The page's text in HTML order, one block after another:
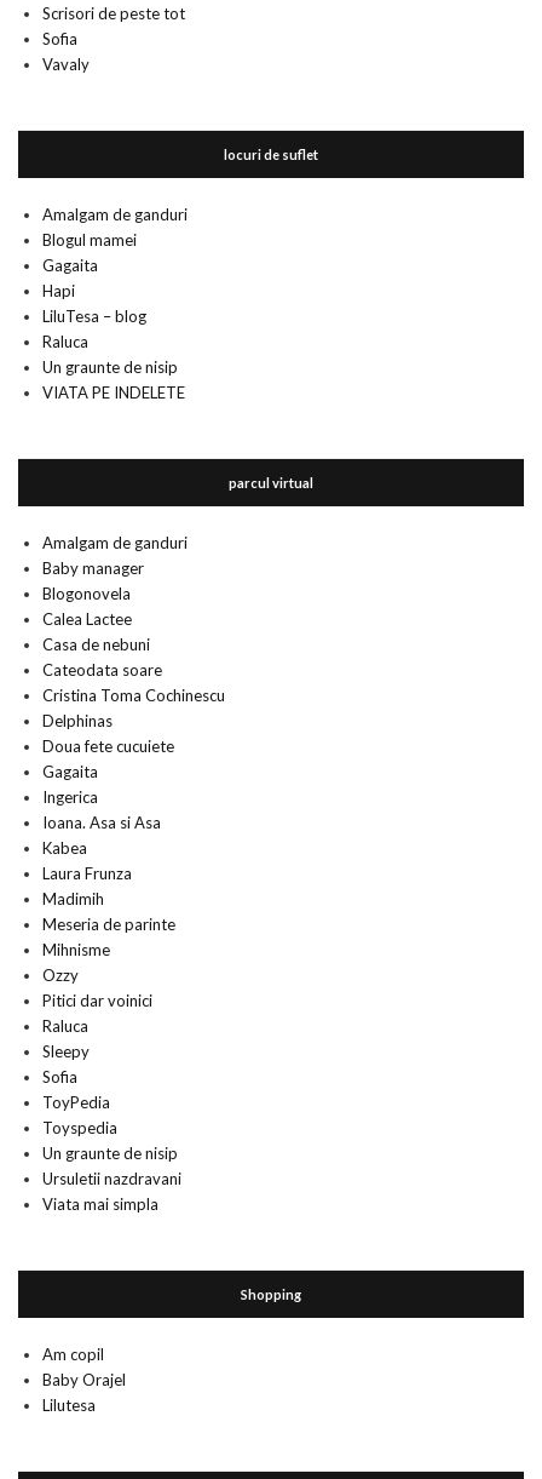
Scrisori de peste tot
Sofia
Vavaly
locuri de suflet
Amalgam de ganduri
Blogul mamei
Gagaita
Hapi
LiluTesa – blog
Raluca
Un graunte de nisip
VIATA PE INDELETE
parcul virtual
Amalgam de ganduri
Baby manager
Blogonovela
Calea Lactee
Casa de nebuni
Cateodata soare
Cristina Toma Cochinescu
Delphinas
Doua fete cucuiete
Gagaita
Ingerica
Ioana. Asa si Asa
Kabea
Laura Frunza
Madimih
Meseria de parinte
Mihnisme
Ozzy
Pitici dar voinici
Raluca
Sleepy
Sofia
ToyPedia
Toyspedia
Un graunte de nisip
Ursuletii nazdravani
Viata mai simpla
Shopping
Am copil
Baby Orajel
Lilutesa